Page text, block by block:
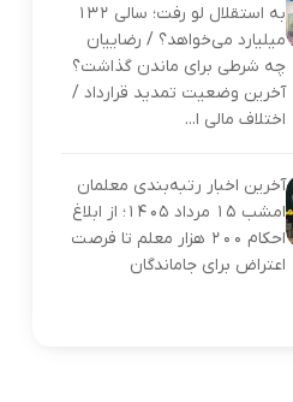
به استقلال لو رفت؛ سالی ۱۳۲
میلیارد می‌خواهد؟ / رضاییان
چه شرطی برای ماندن گذاشت؟
آخرین وضعیت تمدید قرارداد /
اختلاف مالی ا...
آخرین اخبار رتبه‌بندی معلمان
امشب ۱۵ مرداد ۱۴۰۵؛ از ابلاغ
احکام ۲۰۰ هزار معلم تا فرصت
اعتراض برای جاماندگان